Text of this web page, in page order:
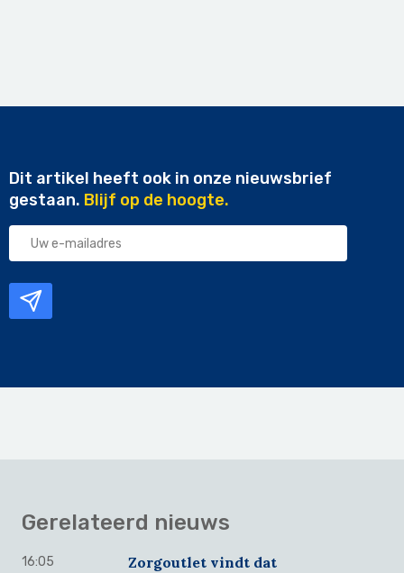
Dit artikel heeft ook in onze nieuwsbrief
gestaan. Blijf op de hoogte.
Uw
Gerelateerd nieuws
16:05
Zorgoutlet vindt dat